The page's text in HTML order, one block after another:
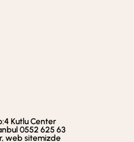
Kutlu Center
0552 625 63
web sitemizde